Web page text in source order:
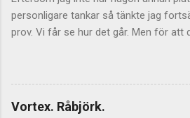
m
n
personligare tankar så tänkte jag
prov. Vi får se hur det går. Men för att
ha något litet med saken att göra.
tillfälligtvis stänga av kommentarerna
inläggen. Jag vill inte stänga av
Vortex. Råbjörk.